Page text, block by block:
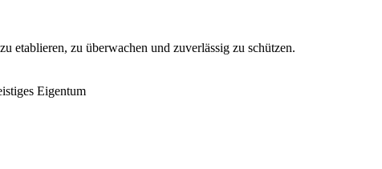
etablieren, zu überwachen und zuverlässig zu schützen.
Eigentum